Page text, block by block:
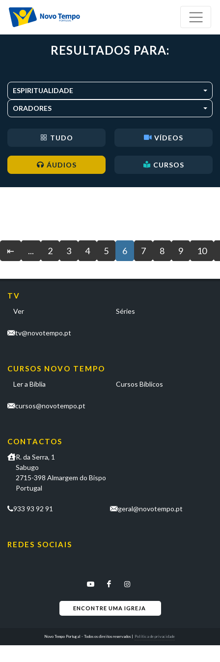
RESULTADOS PARA:
ESPIRITUALIDADE
ORADORES
TUDO VÍDEOS
ÁUDIOS CURSOS
⇤ ... 2 3 4 5 6 7 8 9 10
TV
Ver Séries
tv@novotempo.pt
CURSOS NOVO TEMPO
Ler a Bíblia Cursos Bíblicos
cursos@novotempo.pt
CONTACTOS
R. da Serra, 1
Sabugo
2715-398 Almargem do Bispo
Portugal
933 93 92 91 geral@novotempo.pt
REDES SOCIAIS
ENCONTRE UMA IGREJA
Novo Tempo Portugal - Todos os direitos reservados| Política de privacidade